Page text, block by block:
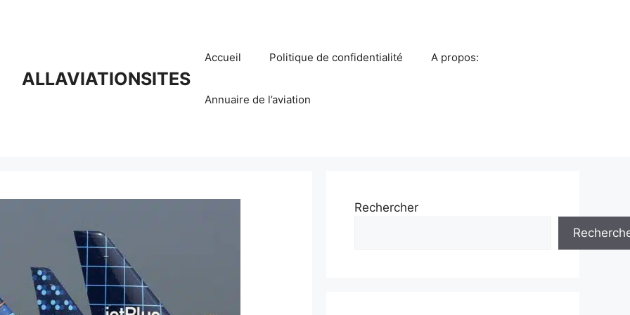
ALLAVIATIONSITES
Accueil Politique de confidentialité A propos:
Annuaire de l’aviation
Rechercher